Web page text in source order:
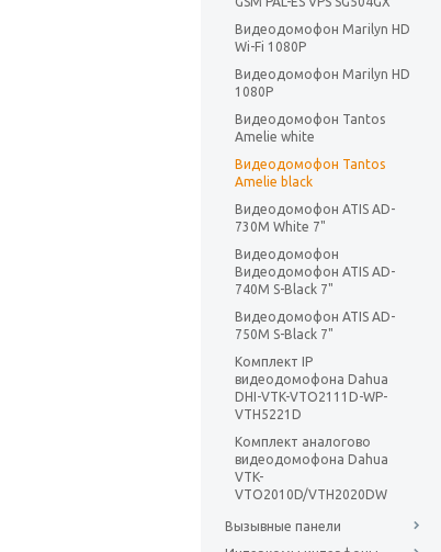
Видеодомофон Marilyn HD
Wi-Fi 1080P
Видеодомофон Marilyn HD
1080P
Видеодомофон Tantos
Amelie white
Видеодомофон Tantos
Amelie black
Видеодомофон ATIS AD-
730M White 7"
Видеодомофон
Видеодомофон ATIS AD-
740M S-Black 7"
Видеодомофон ATIS AD-
750M S-Black 7"
Комплект IP
видеодомофона Dahua
DHI-VTK-VTO2111D-WP-
VTH5221D
Комплект аналогово
видеодомофона Dahua
VTK-
VTO2010D/VTH2020DW
Вызывные панели